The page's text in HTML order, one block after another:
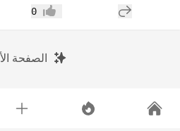
إضافة رد جديد إعجاب0
الصفحة